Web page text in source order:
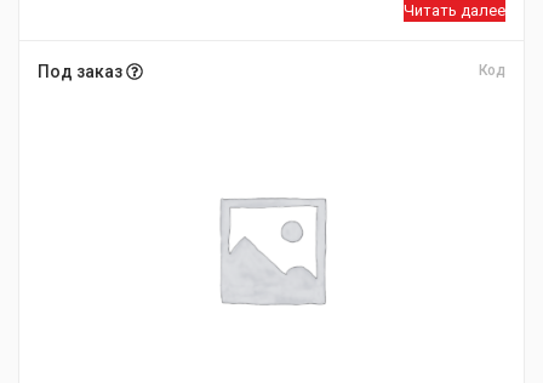
Читать далее
Под заказ Код